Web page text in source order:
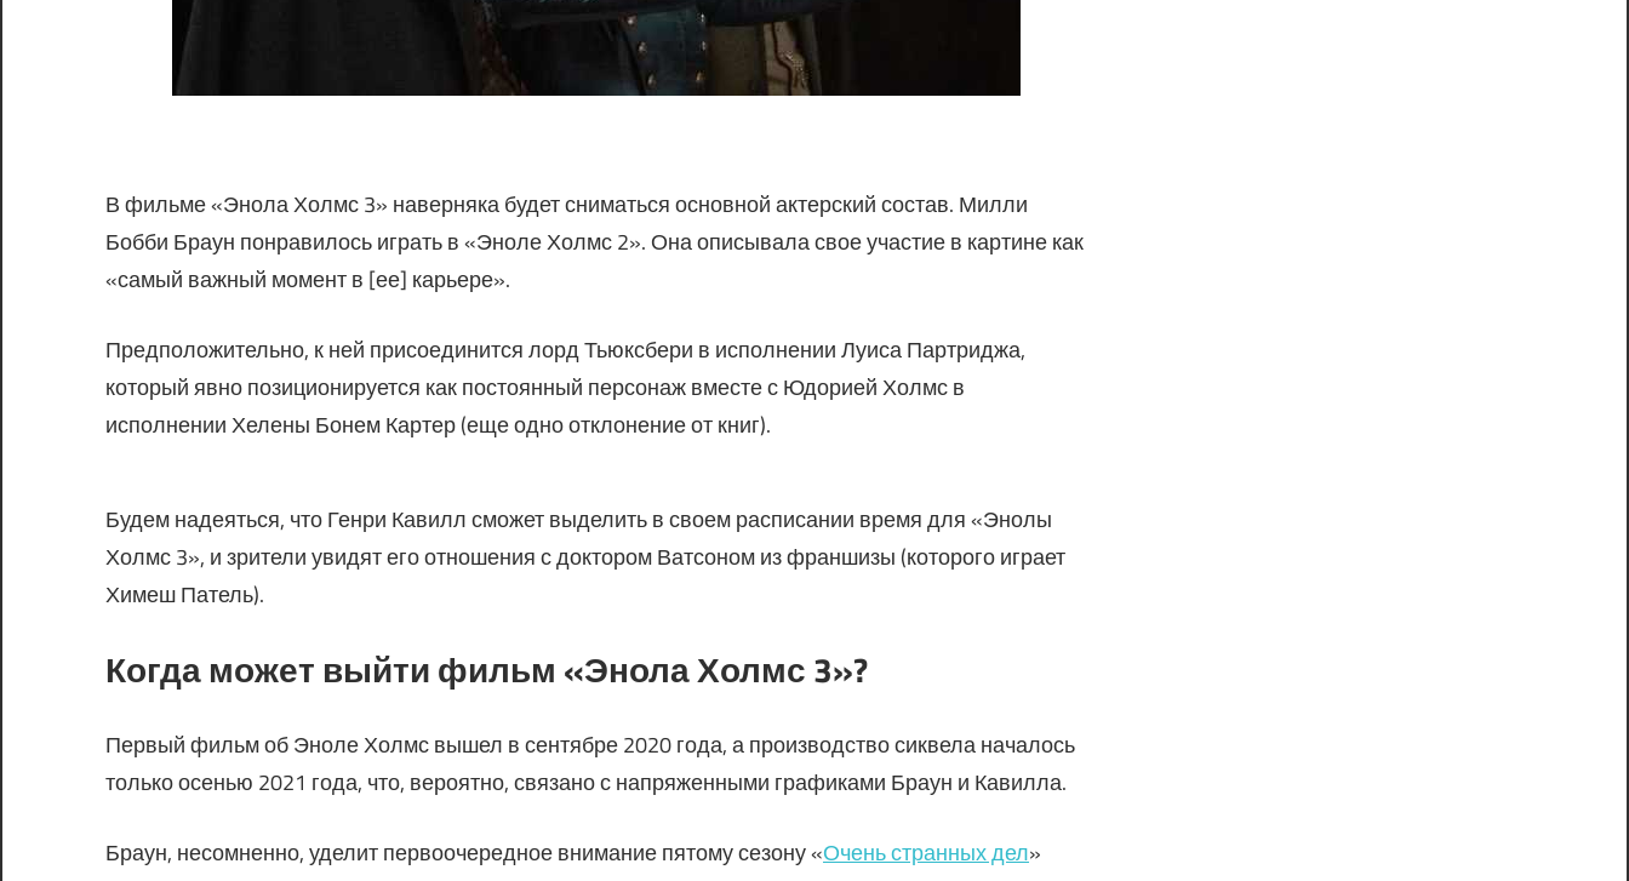
В фильме «Энола Холмс 3» наверняка будет сниматься основной актерский состав. Милли
Бобби Браун понравилось играть в «Эноле Холмс 2». Она описывала свое участие в картине как
«самый важный момент в [ее] карьере».
Предположительно, к ней присоединится лорд Тьюксбери в исполнении Луиса Партриджа,
который явно позиционируется как постоянный персонаж вместе с Юдорией Холмс в
исполнении Хелены Бонем Картер (еще одно отклонение от книг).
Будем надеяться, что Генри Кавилл сможет выделить в своем расписании время для «Энолы
Холмс 3», и зрители увидят его отношения с доктором Ватсоном из франшизы (которого играет
Химеш Патель).
Когда может выйти фильм «Энола Холмс 3»?
Первый фильм об Эноле Холмс вышел в сентябре 2020 года, а производство сиквела началось
только осенью 2021 года, что, вероятно, связано с напряженными графиками Браун и Кавилла.
Браун, несомненно, уделит первоочередное внимание пятому сезону «Очень странных дел»